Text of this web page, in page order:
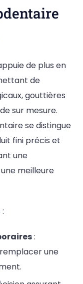
de plus en
de
gouttières
sur mesure.
se distingue
fini précis et
une
meilleure
:
une